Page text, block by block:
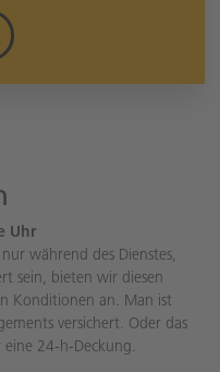
Uhr
während des Dienstes,
sein, bieten wir diesen
Konditionen an. Man ist
versichert. Oder das
eine 24-h-Deckung.